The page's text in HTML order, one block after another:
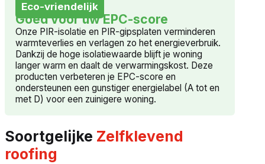
Eco-vriendelijk
Goed voor uw EPC-score
Onze PIR-isolatie en PIR-gipsplaten verminderen
warmteverlies en verlagen zo het energieverbruik.
Dankzij de hoge isolatiewaarde blijft je woning
langer warm en daalt de verwarmingskost. Deze
producten verbeteren je EPC-score en
ondersteunen een gunstiger energielabel (A tot en
met D) voor een zuinigere woning.
Soortgelijke Zelfklevend
roofing